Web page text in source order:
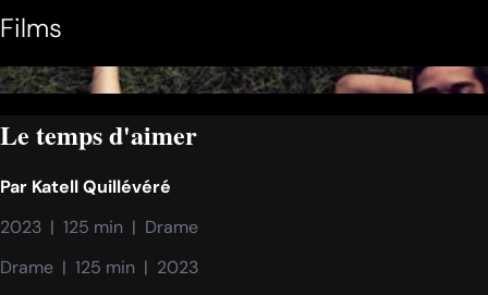
Films
Le temps d'aimer
Par Katell Quillévéré
2023  |  125 min  |  Drame
Drame  |  125 min  |  2023